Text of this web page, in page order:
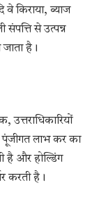
किराया, ब्याज
से उत्पन्न
है।
उत्तराधिकारियों
पूंजीगत लाभ कर का
है और होल्डिंग
करती है।